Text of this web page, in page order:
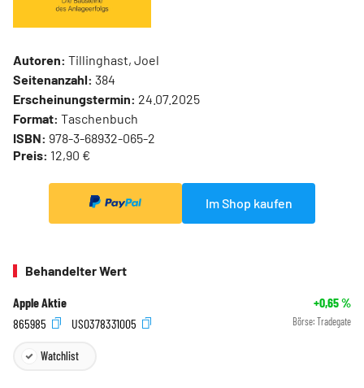
Autoren: Tillinghast, Joel
Seitenanzahl: 384
Erscheinungstermin: 24.07.2025
Format: Taschenbuch
ISBN: 978-3-68932-065-2
Preis: 12,90 €
Im Shop kaufen
Behandelter Wert
Apple Aktie +0,65%
865985
US0378331005 Börse: Tradegate
Watchlist